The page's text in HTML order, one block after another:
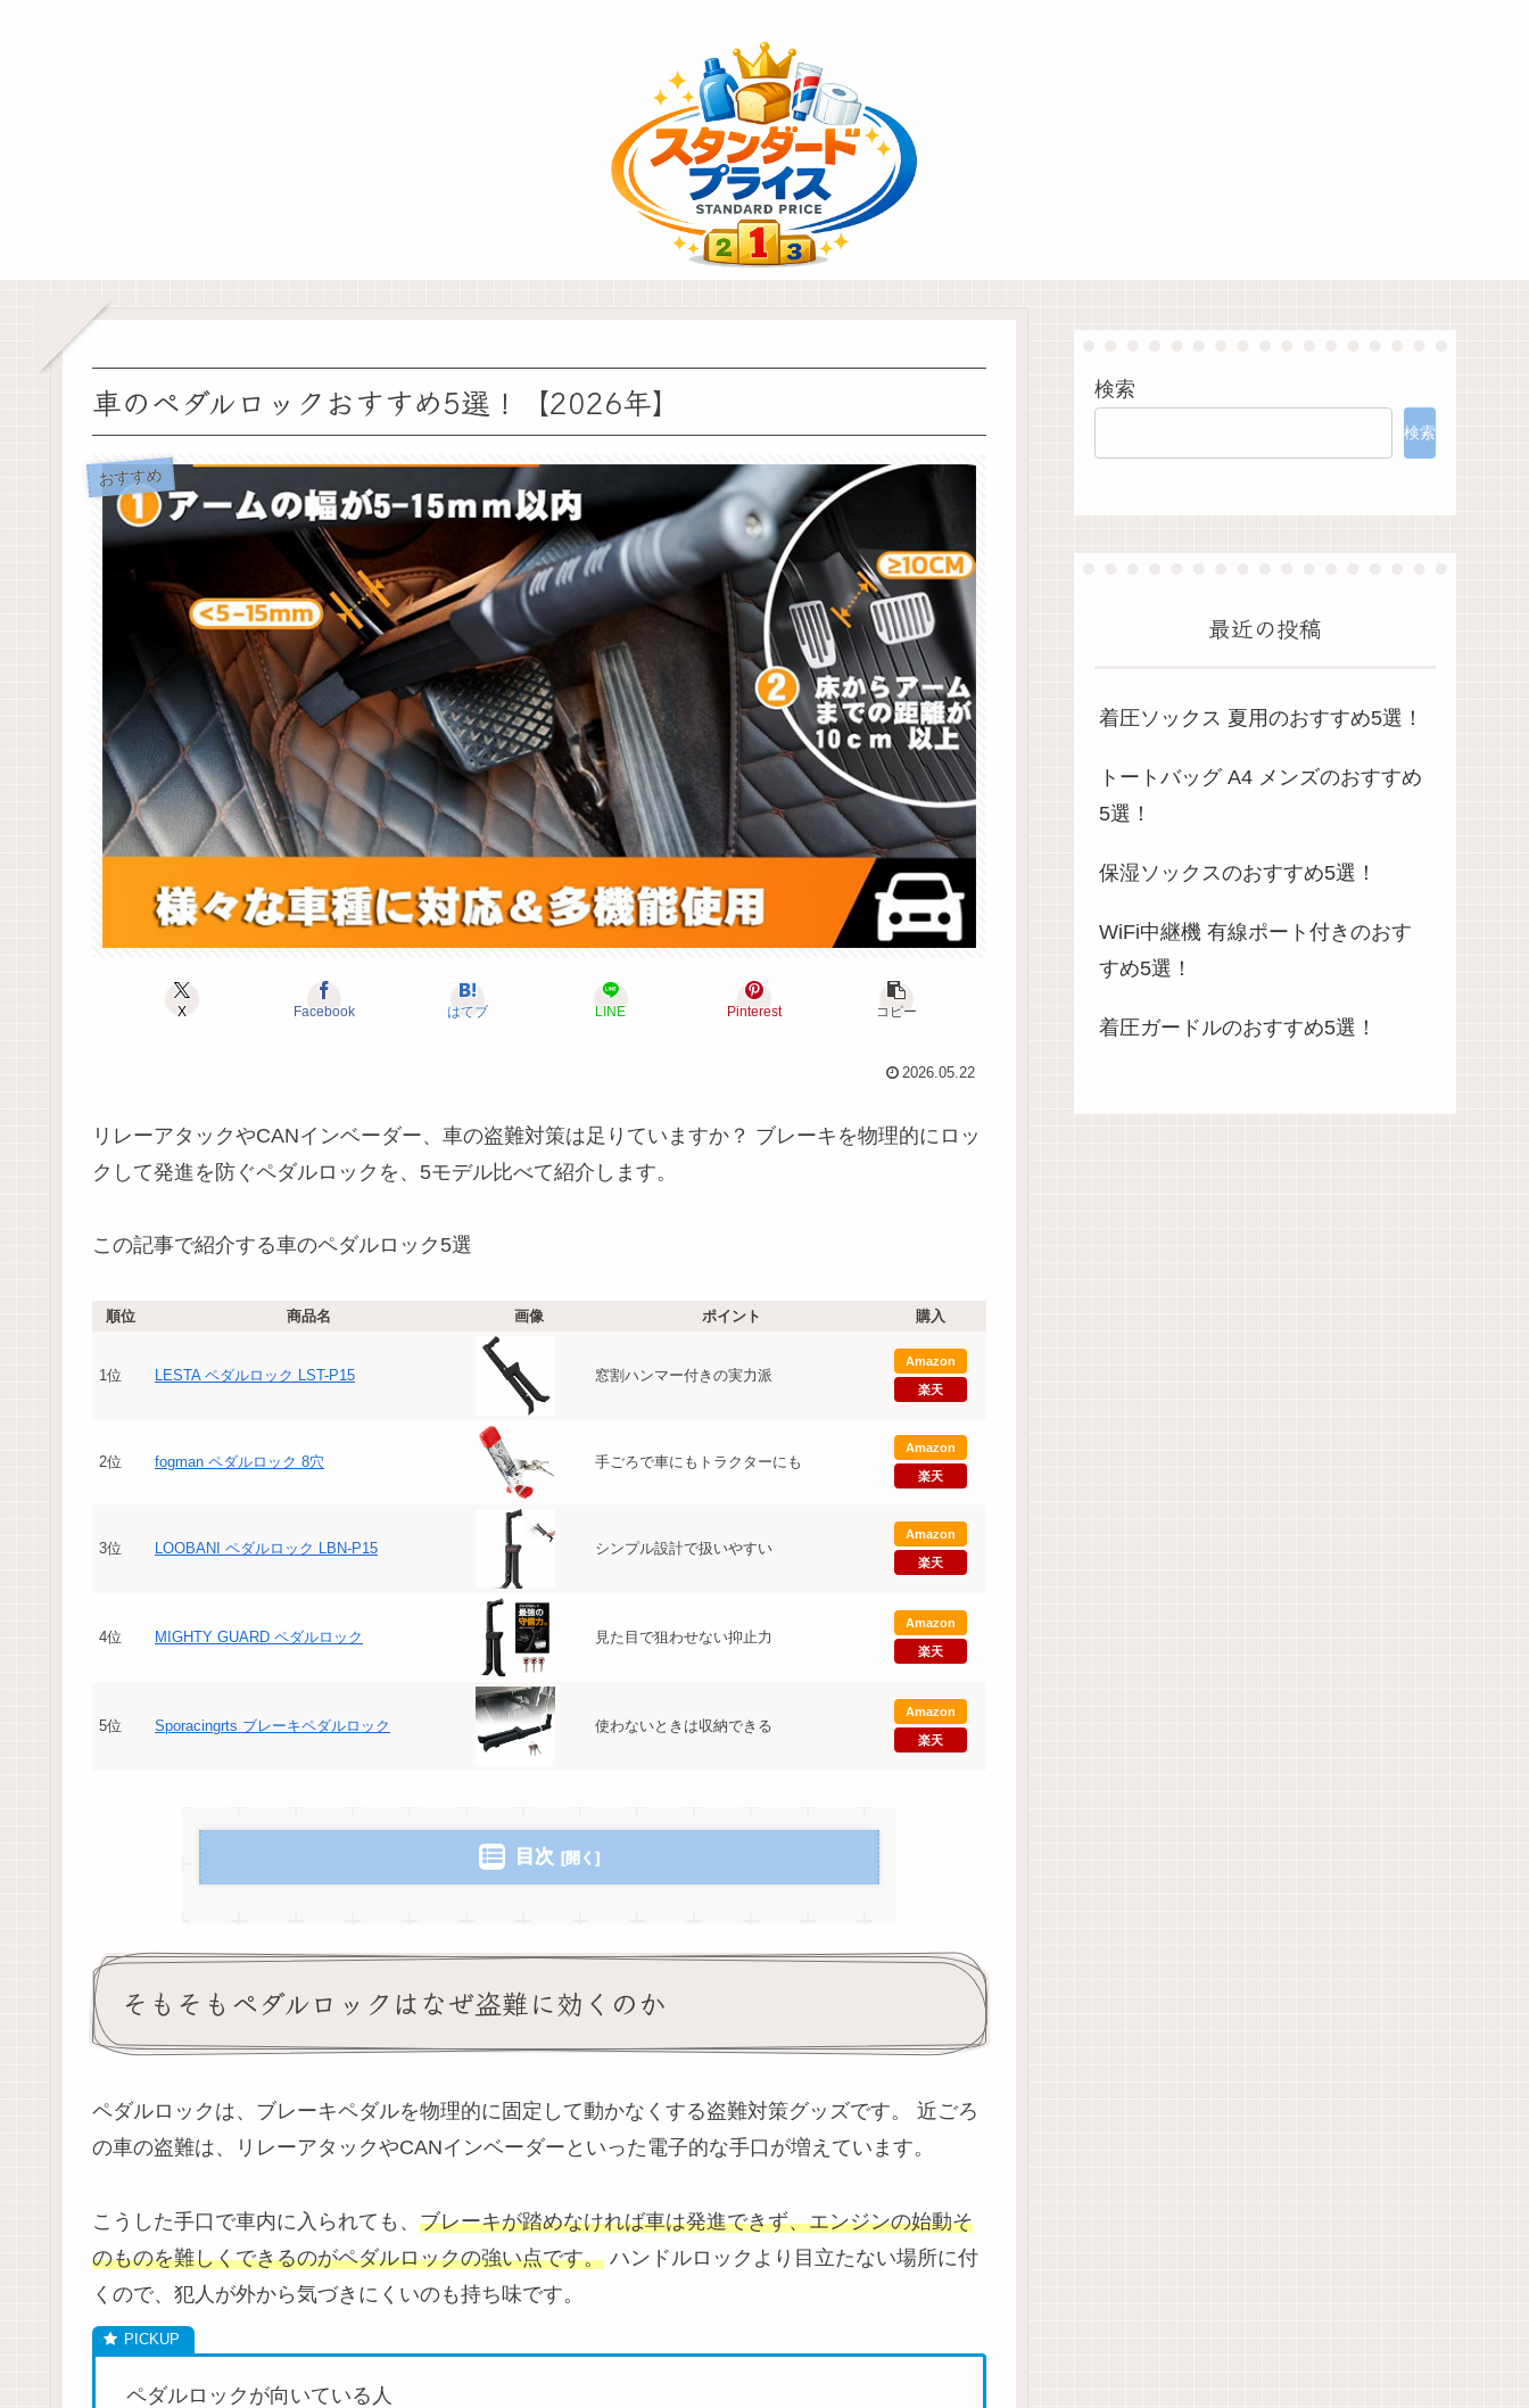
車のペダルロックおすすめ5選！【2026年】
おすすめ
X Facebook はてブ LINE Pinterest コピー
2026.05.22
リレーアタックやCANインベーダー、車の盗難対策は足りていますか？ ブレーキを物理的にロッ
クして発進を防ぐペダルロックを、5モデル比べて紹介します。
この記事で紹介する車のペダルロック5選
順位 商品名 画像 ポイント 購入
1位 LESTA ペダルロック LST-P15 窓割ハンマー付きの実力派
Amazon
楽天
2位 fogman ペダルロック 8穴 手ごろで車にもトラクターにも
Amazon
楽天
3位 LOOBANI ペダルロック LBN-P15 シンプル設計で扱いやすい
Amazon
楽天
4位 MIGHTY GUARD ペダルロック 見た目で狙わせない抑止力
Amazon
楽天
5位 Sporacingrts ブレーキペダルロック 使わないときは収納できる
Amazon
楽天
目次
そもそもペダルロックはなぜ盗難に効くのか
ペダルロックは、ブレーキペダルを物理的に固定して動かなくする盗難対策グッズです。 近ごろ
の車の盗難は、リレーアタックやCANインベーダーといった電子的な手口が増えています。
こうした手口で車内に入られても、 ブレーキが踏めなければ車は発進できず、エンジンの始動そ
のものを難しくできるのがペダルロックの強い点です。 ハンドルロックより目立たない場所に付
くので、犯人が外から気づきにくいのも持ち味です。
ペダルロックが向いている人
検索
検索
最近の投稿
着圧ソックス 夏用のおすすめ5選！
トートバッグ A4 メンズのおすすめ
5選！
保湿ソックスのおすすめ5選！
WiFi中継機 有線ポート付きのおす
すめ5選！
着圧ガードルのおすすめ5選！